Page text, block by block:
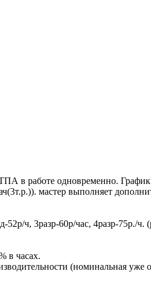
в работе одновременно. График
мастер выполняет
ч, 3разр-60р/час, 4разр-75р./ч.
в часах.
(номинальная уже